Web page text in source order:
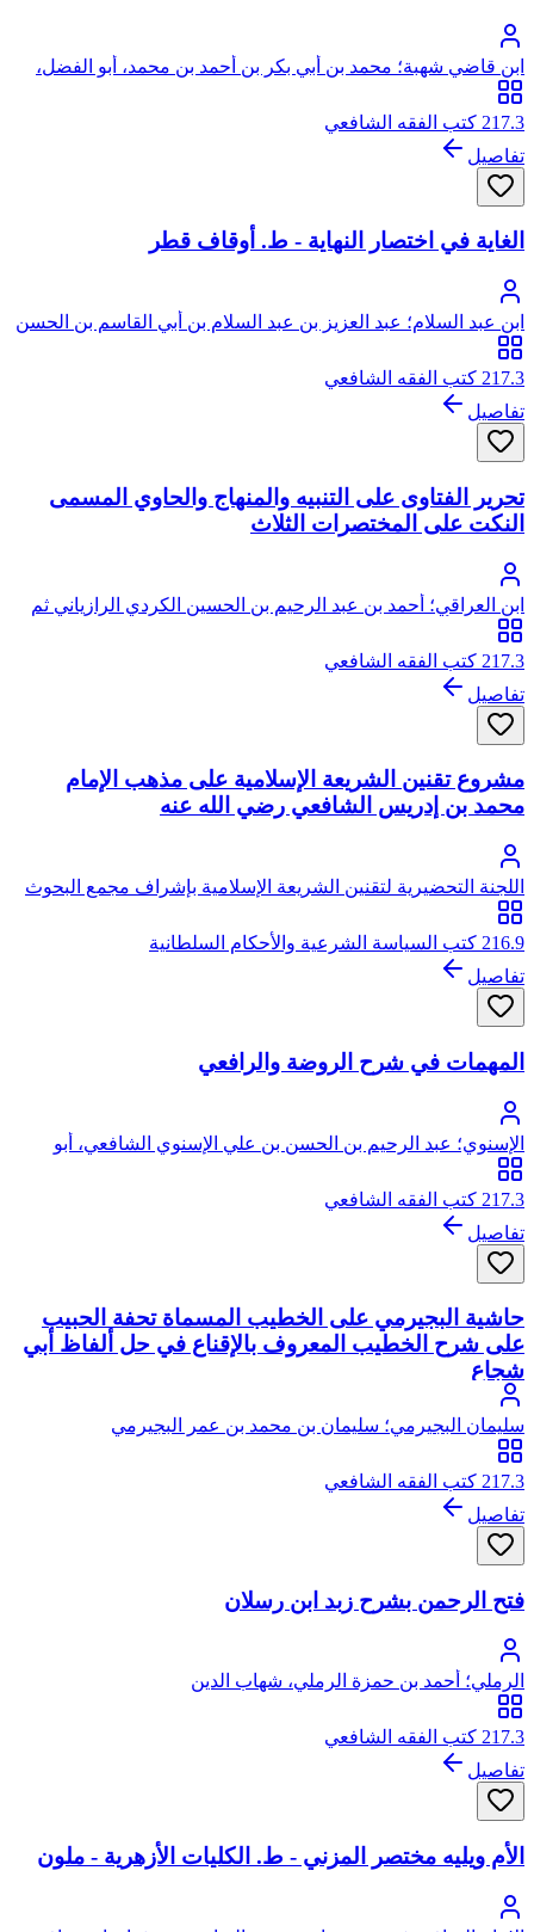
ابن قاضي شهبة؛ محمد بن أبي بكر بن أحمد بن محمد، أبو الفضل،
بدر الدين الأسدي الشافعي، المعروف كسلفه بابن قاضي شهبة
217.3 كتب الفقه الشافعي
تفاصيل
الغاية في اختصار النهاية - ط. أوقاف قطر
ابن عبد السلام؛ عبد العزيز بن عبد السلام بن أبي القاسم بن الحسن
السلمي الدمشقي، عز الدين الملقب بسلطان العلماء
217.3 كتب الفقه الشافعي
تفاصيل
تحرير الفتاوى على التنبيه والمنهاج والحاوي المسمى
النكت على المختصرات الثلاث
ابن العراقي؛ أحمد بن عبد الرحيم بن الحسين الكردي الرازياني ثم
المصري، أبو زرعة ولي الدين، ابن العراقي
217.3 كتب الفقه الشافعي
تفاصيل
مشروع تقنين الشريعة الإسلامية على مذهب الإمام
محمد بن إدريس الشافعي رضي الله عنه
اللجنة التحضيرية لتقنين الشريعة الإسلامية بإشراف مجمع البحوث
الإسلامية
216.9 كتب السياسة الشرعية والأحكام السلطانية
تفاصيل
المهمات في شرح الروضة والرافعي
الإسنوي؛ عبد الرحيم بن الحسن بن علي الإسنوي الشافعي، أبو
محمد، جمال الدين
217.3 كتب الفقه الشافعي
تفاصيل
حاشية البجيرمي على الخطيب المسماة تحفة الحبيب
على شرح الخطيب المعروف بالإقناع في حل ألفاظ أبي
شجاع
سليمان البجيرمي؛ سليمان بن محمد بن عمر البجيرمي
217.3 كتب الفقه الشافعي
تفاصيل
فتح الرحمن بشرح زبد ابن رسلان
الرملي؛ أحمد بن حمزة الرملي، شهاب الدين
217.3 كتب الفقه الشافعي
تفاصيل
الأم ويليه مختصر المزني - ط. الكليات الأزهرية - ملون